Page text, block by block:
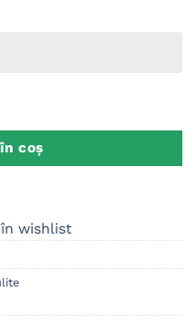
coș
wishlist